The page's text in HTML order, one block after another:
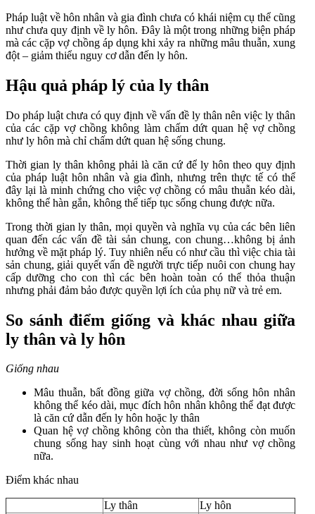
Pháp luật về hôn nhân và gia đình chưa có khái niệm cụ thể cũng
như chưa quy định về ly hôn. Đây là một trong những biện pháp
mà các cặp vợ chồng áp dụng khi xảy ra những mâu thuẫn, xung
đột – giảm thiểu nguy cơ dẫn đến ly hôn.
Hậu quả pháp lý của ly thân
Do pháp luật chưa có quy định về vấn đề ly thân nên việc ly thân
của các cặp vợ chồng không làm chấm dứt quan hệ vợ chồng
như ly hôn mà chỉ chấm dứt quan hệ sống chung.
Thời gian ly thân không phải là căn cứ để ly hôn theo quy định
của pháp luật hôn nhân và gia đình, nhưng trên thực tế có thể
đây lại là minh chứng cho việc vợ chồng có mâu thuẫn kéo dài,
không thể hàn gắn, không thể tiếp tục sống chung được nữa.
Trong thời gian ly thân, mọi quyền và nghĩa vụ của các bên liên
quan đến các vấn đề tài sản chung, con chung…không bị ảnh
hưởng về mặt pháp lý. Tuy nhiên nếu có như cầu thì việc chia tài
sản chung, giải quyết vấn đề người trực tiếp nuôi con chung hay
cấp dưỡng cho con thì các bên hoàn toàn có thể thỏa thuận
nhưng phải đảm bảo được quyền lợi ích của phụ nữ và trẻ em.
So sánh điểm giống và khác nhau giữa
ly thân và ly hôn
Giống nhau
Mâu thuẫn, bất đồng giữa vợ chồng, đời sống hôn nhân
không thể kéo dài, mục đích hôn nhân không thể đạt được
là căn cứ dẫn đến ly hôn hoặc ly thân
Quan hệ vợ chồng không còn tha thiết, không còn muốn
chung sống hay sinh hoạt cùng với nhau như vợ chồng
nữa.
Điểm khác nhau
Ly thân Ly hôn